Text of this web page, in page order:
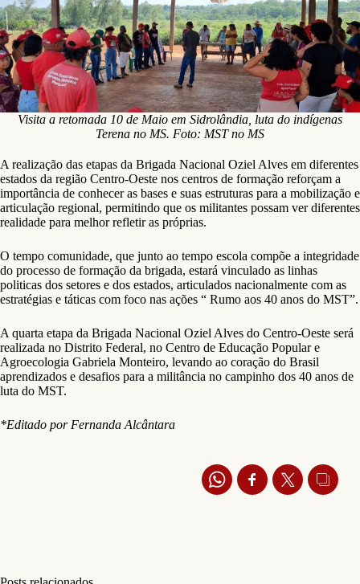
Visita a retomada 10 de Maio em Sidrolândia, luta do indígenas
Terena no MS. Foto: MST no MS
A realização das etapas da Brigada Nacional Oziel Alves em diferentes
estados da região Centro-Oeste nos centros de formação reforçam a
importância de conhecer as bases e suas estruturas para a mobilização e
articulação regional, permitindo que os militantes possam ver diferentes
realidade para melhor refletir as próprias.
O tempo comunidade, que junto ao tempo escola compõe a integridade
do processo de formação da brigada, estará vinculado as linhas
politicas dos setores e dos estados, articulados nacionalmente com as
estratégias e táticas com foco nas ações “ Rumo aos 40 anos do MST”.
A quarta etapa da Brigada Nacional Oziel Alves do Centro-Oeste será
realizada no Distrito Federal, no Centro de Educação Popular e
Agroecologia Gabriela Monteiro, levando ao coração do Brasil
aprendizados e desafios para a militância no campinho dos 40 anos de
luta do MST.
*Editado por Fernanda Alcântara